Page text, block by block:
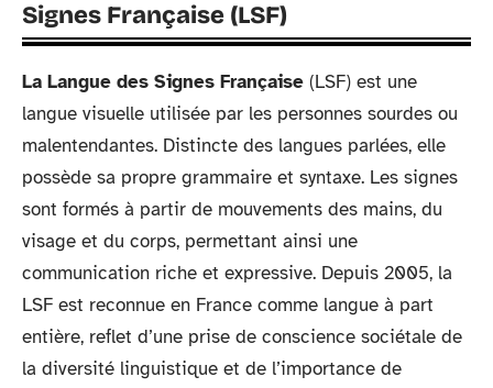
Signes Française (LSF)
La Langue des Signes Française (LSF) est une
langue visuelle utilisée par les personnes sourdes ou
malentendantes. Distincte des langues parlées, elle
possède sa propre grammaire et syntaxe. Les signes
sont formés à partir de mouvements des mains, du
visage et du corps, permettant ainsi une
communication riche et expressive. Depuis 2005, la
LSF est reconnue en France comme langue à part
entière, reflet d’une prise de conscience sociétale de
la diversité linguistique et de l’importance de